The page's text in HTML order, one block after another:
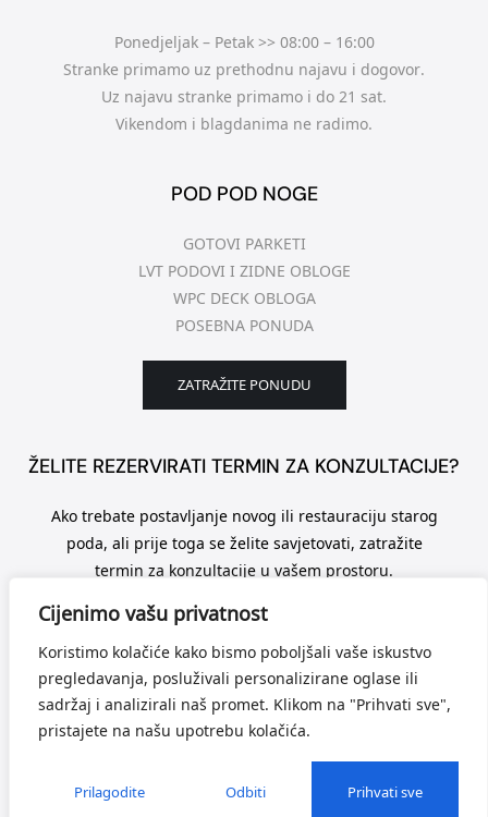
Cijenimo vašu privatnost
Koristimo kolačiće kako bismo poboljšali vaše iskustvo
pregledavanja, posluživali personalizirane oglase ili
sadržaj i analizirali naš promet. Klikom na "Prihvati sve",
pristajete na našu upotrebu kolačića.
Prilagodite Odbiti Prihvati sve
Ponedjeljak – Petak >> 08:00 – 16:00
Stranke primamo uz prethodnu najavu i dogovor.
Uz najavu stranke primamo i do 21 sat.
Vikendom i blagdanima ne radimo.
POD POD NOGE
GOTOVI PARKETI
LVT PODOVI I ZIDNE OBLOGE
WPC DECK OBLOGA
POSEBNA PONUDA
ZATRAŽITE PONUDU
ŽELITE REZERVIRATI TERMIN ZA KONZULTACIJE?
Ako trebate postavljanje novog ili restauraciju starog
poda, ali prije toga se želite savjetovati, zatražite
termin za konzultacije u vašem prostoru.
NAZOVITE ODMAH
Uvjeti korištenja i politika privatnosti